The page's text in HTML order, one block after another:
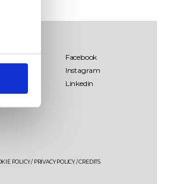
Facebook
Instagram
Linkedin
POLICY/PRIVACY POLICY/CREDITS